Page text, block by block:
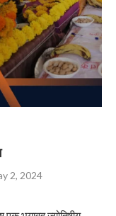
2, 2024